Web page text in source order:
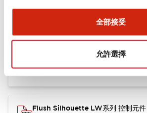
全部接受
允許選擇
Flush Silhouette LW系列 控制元
1.23MB
Flush Silhouette LW系列 控制元件